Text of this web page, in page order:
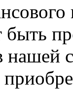
быть